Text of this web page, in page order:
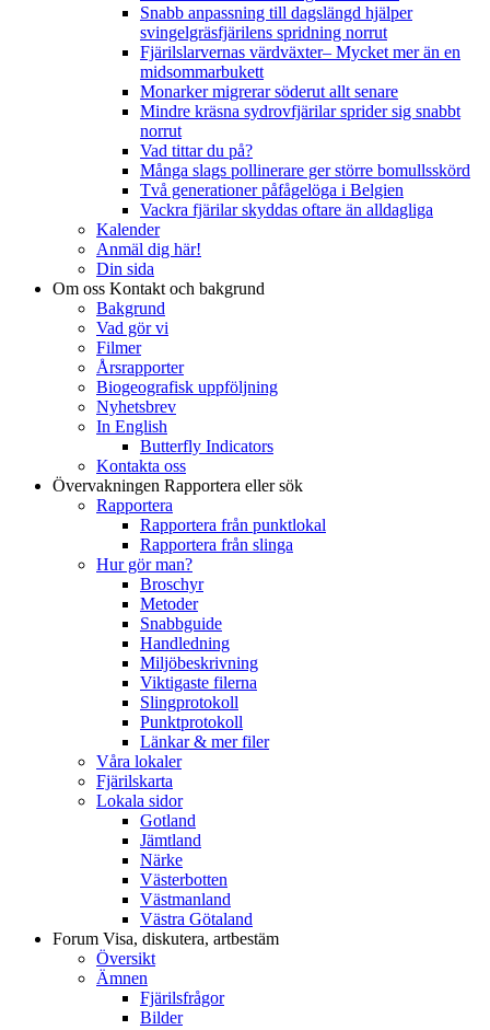
Snabb anpassning till dagslängd hjälper
svingelgräsfjärilens spridning norrut
Fjärilslarvernas värdväxter– Mycket mer än en
midsommarbukett
Monarker migrerar söderut allt senare
Mindre kräsna sydrovfjärilar sprider sig snabbt
norrut
Vad tittar du på?
Många slags pollinerare ger större bomullsskörd
Två generationer påfågelöga i Belgien
Vackra fjärilar skyddas oftare än alldagliga
Kalender
Anmäl dig här!
Din sida
Om oss Kontakt och bakgrund
Bakgrund
Vad gör vi
Filmer
Årsrapporter
Biogeografisk uppföljning
Nyhetsbrev
In English
Butterfly Indicators
Kontakta oss
Övervakningen Rapportera eller sök
Rapportera
Rapportera från punktlokal
Rapportera från slinga
Hur gör man?
Broschyr
Metoder
Snabbguide
Handledning
Miljöbeskrivning
Viktigaste filerna
Slingprotokoll
Punktprotokoll
Länkar & mer filer
Våra lokaler
Fjärilskarta
Lokala sidor
Gotland
Jämtland
Närke
Västerbotten
Västmanland
Västra Götaland
Forum Visa, diskutera, artbestäm
Översikt
Ämnen
Fjärilsfrågor
Bilder